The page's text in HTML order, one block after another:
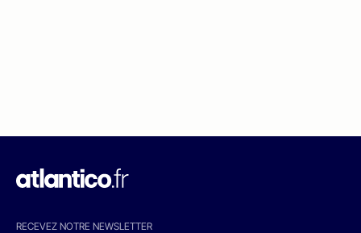
RECEVEZ NOTRE NEWSLETTER